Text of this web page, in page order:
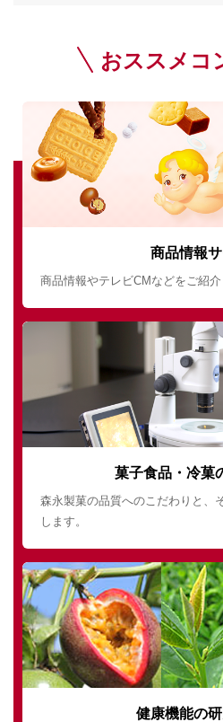
おススメコ
商品情報
商品情報やテレビCMなどをご紹介
菓子食品・冷菓
森永製菓の品質へのこだわりと、
します。
健康機能の